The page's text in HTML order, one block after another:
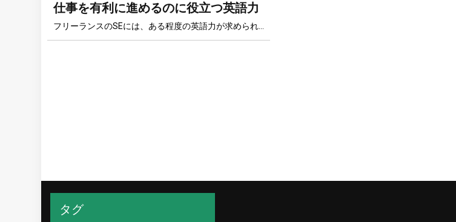
仕事を有利に進めるのに役立つ英語力
フリーランスのSEには、ある程度の英語力が求められ…
タグ